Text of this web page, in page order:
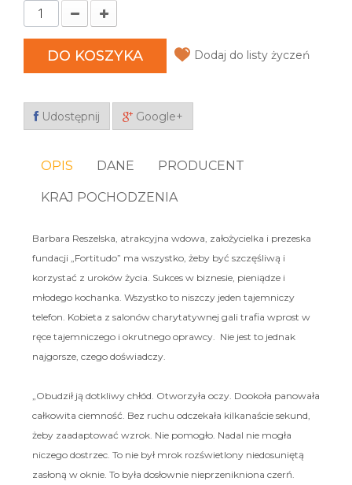
DO KOSZYKA Dodaj do listy życzeń
Udostępnij Google+
OPIS DANE PRODUCENT
KRAJ POCHODZENIA
Barbara Reszelska, atrakcyjna wdowa, założycielka i prezeska
fundacji „Fortitudo” ma wszystko, żeby być szczęśliwą i
korzystać z uroków życia. Sukces w biznesie, pieniądze i
młodego kochanka. Wszystko to niszczy jeden tajemniczy
telefon. Kobieta z salonów charytatywnej gali trafia wprost w
ręce tajemniczego i okrutnego oprawcy. Nie jest to jednak
najgorsze, czego doświadczy.
„Obudził ją dotkliwy chłód. Otworzyła oczy. Dookoła panowała
całkowita ciemność. Bez ruchu odczekała kilkanaście sekund,
żeby zaadaptować wzrok. Nie pomogło. Nadal nie mogła
niczego dostrzec. To nie był mrok rozświetlony niedosuniętą
zasłoną w oknie. To była dosłownie nieprzenikniona czerń.